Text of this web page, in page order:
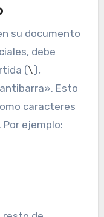
su documento
debe
(\),
Esto
caracteres
ejemplo: